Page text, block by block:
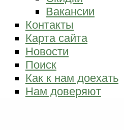
Вакансии
Контакты
Карта сайта
Новости
Поиск
Как к нам доехать
Нам доверяют